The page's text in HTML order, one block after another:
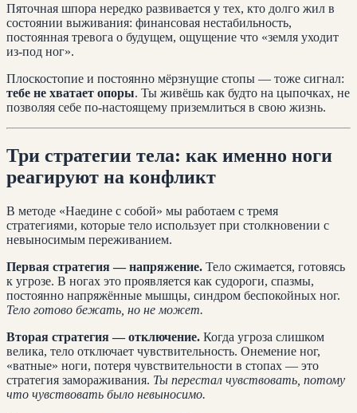
Пяточная шпора нередко развивается у тех, кто долго жил в
состоянии выживания: финансовая нестабильность,
постоянная тревога о будущем, ощущение что «земля уходит
из-под ног».
Плоскостопие и постоянно мёрзнущие стопы — тоже сигнал:
тебе не хватает опоры. Ты живёшь как будто на цыпочках, не
позволяя себе по-настоящему приземлиться в свою жизнь.
Три стратегии тела: как именно ноги
реагируют на конфликт
В методе «Наедине с собой» мы работаем с тремя
стратегиями, которые тело использует при столкновении с
невыносимым переживанием.
Первая стратегия — напряжение. Тело сжимается, готовясь
к угрозе. В ногах это проявляется как судороги, спазмы,
постоянно напряжённые мышцы, синдром беспокойных ног.
Тело готово бежать, но не может.
Вторая стратегия — отключение. Когда угроза слишком
велика, тело отключает чувствительность. Онемение ног,
«ватные» ноги, потеря чувствительности в стопах — это
стратегия замораживания. Ты перестал чувствовать, потому
что чувствовать было невыносимо.